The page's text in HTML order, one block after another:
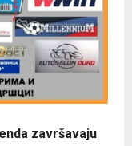
završavaju